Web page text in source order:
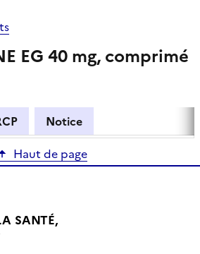
EG 40 mg, comprimé
Notice
Haut de page
SANTÉ,